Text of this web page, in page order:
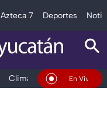
Azteca 7 Deportes
Clima DeportesEn Vivo